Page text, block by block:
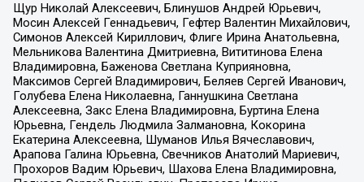
Щур Николай Алексеевич, Блинушов Андрей Юрьевич,
Мосин Алексей Геннадьевич, Гефтер Валентин Михайлович,
Симонов Алексей Кириллович, Флиге Ирина Анатольевна,
Мельникова Валентина Дмитриевна, Вититинова Елена
Владимировна, Баженова Светлана Куприяновна,
Максимов Сергей Владимирович, Беляев Сергей Иванович,
Голубева Елена Николаевна, Ганнушкина Светлана
Алексеевна, Закс Елена Владимировна, Буртина Елена
Юрьевна, Гендель Людмила Залмановна, Кокорина
Екатерина Алексеевна, Шуманов Илья Вячеславович,
Арапова Галина Юрьевна, Свечников Анатолий Мариевич,
Прохоров Вадим Юрьевич, Шахова Елена Владимировна,